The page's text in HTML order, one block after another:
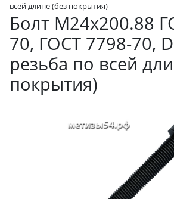
всей длине (без покрытия)
Болт М24х200.88
70, ГОСТ 7798-70,
резьба по всей
покрытия)